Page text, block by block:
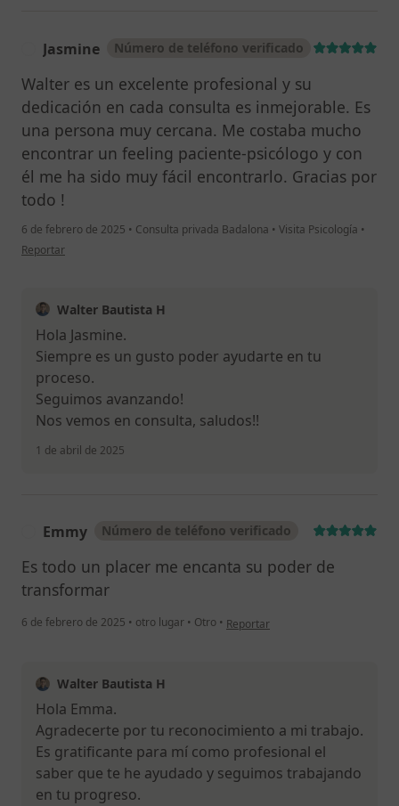
Jasmine Número de teléfono verificado
Walter es un excelente profesional y su
dedicación en cada consulta es inmejorable. Es
una persona muy cercana. Me costaba mucho
encontrar un feeling paciente-psicólogo y con
él me ha sido muy fácil encontrarlo. Gracias por
todo !
6 de febrero de 2025 • Consulta privada Badalona • Visita Psicología •
en opinión del usuario Jasmine
Reportar
Walter Bautista H
Hola Jasmine.
Siempre es un gusto poder ayudarte en tu
proceso.
Seguimos avanzando!
Nos vemos en consulta, saludos!!
1 de abril de 2025
Emmy Número de teléfono verificado
Es todo un placer me encanta su poder de
transformar
6 de febrero de 2025 • otro lugar • Otro • en opinión del usuario Emmy
Reportar
Walter Bautista H
Hola Emma.
Agradecerte por tu reconocimiento a mi trabajo.
Es gratificante para mí como profesional el
saber que te he ayudado y seguimos trabajando
en tu progreso.